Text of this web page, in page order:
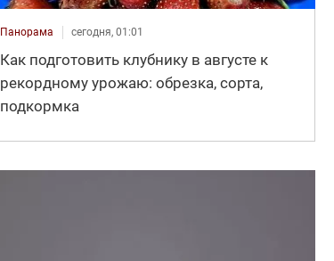
Панорама сегодня, 01:01
Как подготовить клубнику в августе к
рекордному урожаю: обрезка, сорта,
подкормка